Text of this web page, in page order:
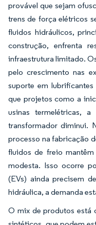
provável que sejam
trens de força elétricos
fluidos hidráulicos,
construção, enfrenta
infraestrutura limitado.
pelo crescimento nas
suporte em
que projetos como a
usinas termelétricas,
transformador diminui.
processo na fabricação
fluidos de freio
modesta. Isso ocorre
(EVs) ainda precisem
hidráulica, a demanda
O mix de produtos está